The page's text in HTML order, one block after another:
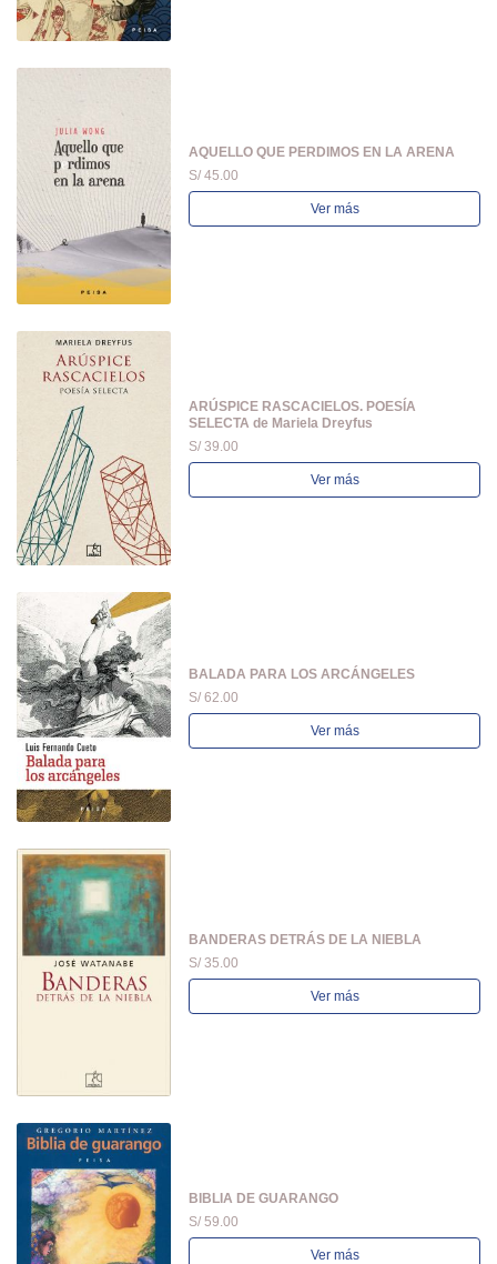
AQUELLO QUE PERDIMOS EN LA ARENA
S/ 45.00
Ver más
ARÚSPICE RASCACIELOS. POESÍA
SELECTA de Mariela Dreyfus
S/ 39.00
Ver más
BALADA PARA LOS ARCÁNGELES
S/ 62.00
Ver más
BANDERAS DETRÁS DE LA NIEBLA
S/ 35.00
Ver más
BIBLIA DE GUARANGO
S/ 59.00
Ver más